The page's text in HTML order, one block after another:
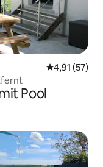
4,91 (57)
Pool